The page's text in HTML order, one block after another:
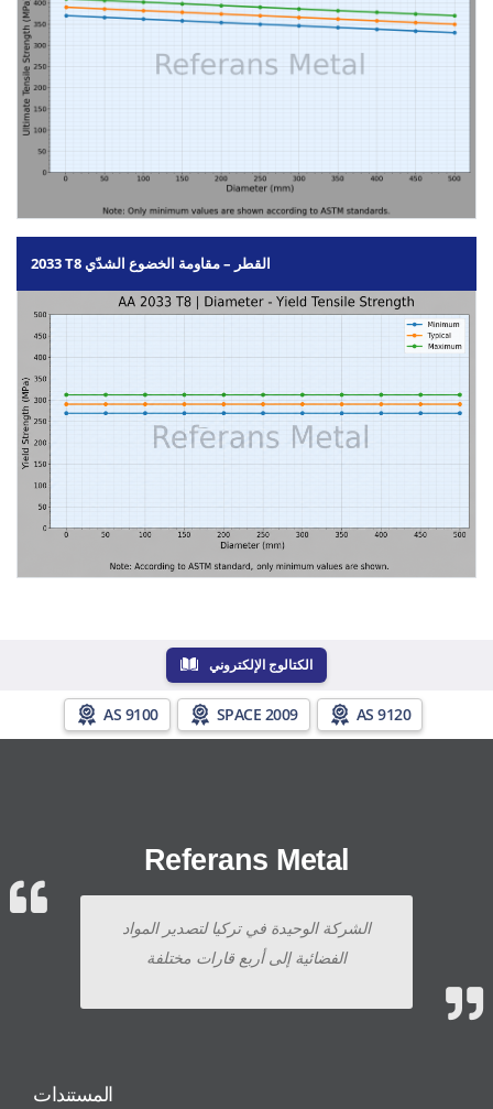
2033 T8 القطر – مقاومة الخضوع الشدّي
الكتالوج الإلكتروني
AS 9100 SPACE 2009 AS 9120
Referans Metal
الشركة الوحيدة في تركيا لتصدير المواد
الفضائية إلى أربع قارات مختلفة
المستندات